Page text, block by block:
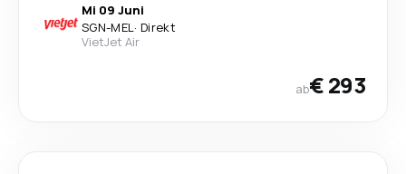
Mi 09 Juni
SGN-MEL· Direkt
VietJet Air
ab€ 293